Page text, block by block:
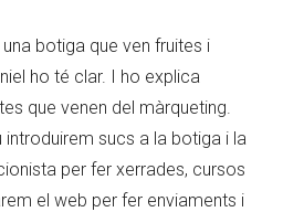
botiga que ven fruites i
ho té clar. I ho explica
que venen del màrqueting.
introduirem sucs a la botiga i la
per fer xerrades, cursos
el web per fer enviaments i